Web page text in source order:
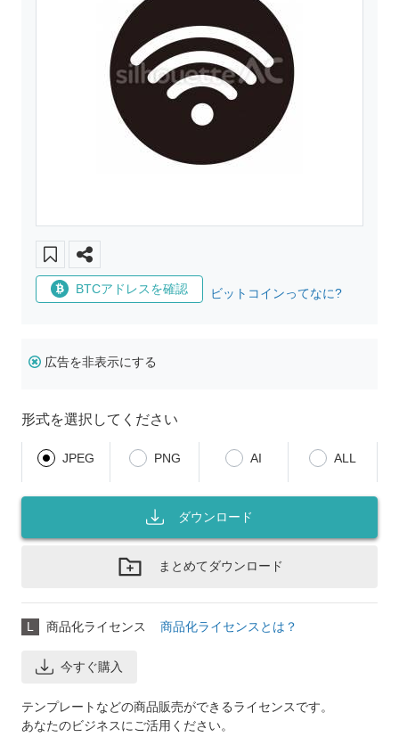
BTCアドレスを確認 ビットコインってなに?
広告を非表示にする
形式を選択してください
JPEG PNG AI ALL
ダウンロード
まとめてダウンロード
L 商品化ライセンス 商品化ライセンスとは？
今すぐ購入
テンプレートなどの商品販売ができるライセンスです。
あなたのビジネスにご活用ください。